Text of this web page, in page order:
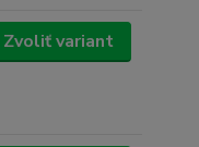
Zvoliť variant